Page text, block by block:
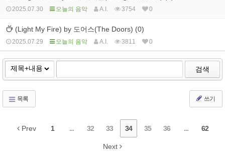
2025.07.30 오늘의 음악 A.I. 3754 0
(Light My Fire) by 도어스(The Doors) (0)
2025.07.29 오늘의 음악 A.I. 3811 0
검색
목록 쓰기
Prev 1 ... 32 33 34 35 36 ... 62
Next